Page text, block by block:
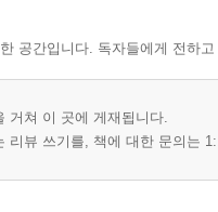
공간입니다. 독자들에게 전하
거쳐 이 곳에 게재됩니다.
리뷰 쓰기를, 책에 대한 문의는